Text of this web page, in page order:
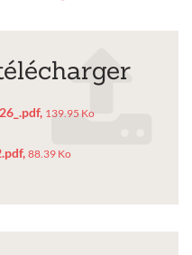
139.95 Ko
88.39 Ko